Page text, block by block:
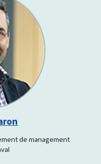
de management